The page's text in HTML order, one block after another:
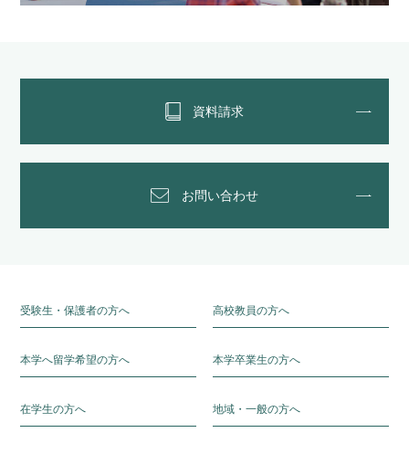
資料請求
お問い合わせ
受験生・保護者の方へ 高校教員の方へ
本学へ留学希望の方へ 本学卒業生の方へ
在学生の方へ 地域・一般の方へ